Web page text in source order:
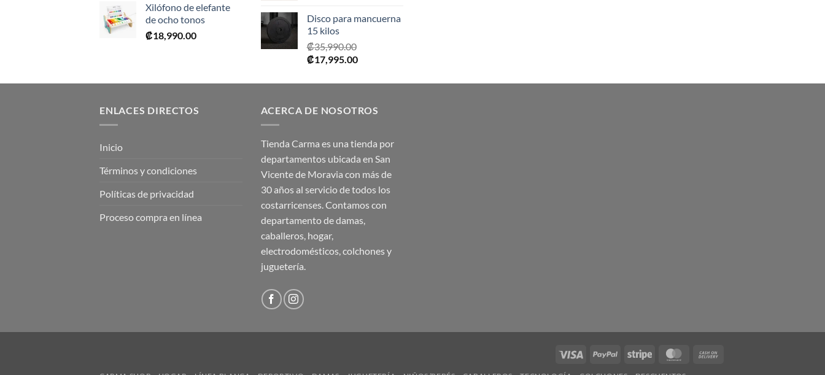
original
era:
₡28,990.00.
actual
es:
₡17,395.00.
Xilófono de elefante
de ocho tonos
₡18,990.00
Disco para mancuerna
15 kilos
₡35,990.00
El
original
₡35,990.00.
₡17,995.00El
actual
₡17,995.00.
ENLACES DIRECTOS
Inicio
Términos y condiciones
Políticas de privacidad
Proceso compra en línea
ACERCA DE NOSOTROS
Tienda Carma es una tienda por
departamentos ubicada en San
Vicente de Moravia con más de
30 años al servicio de todos los
costarricenses. Contamos con
departamento de damas,
caballeros, hogar,
electrodomésticos, colchones y
juguetería.
Visa PayPal Stripe MasterCard